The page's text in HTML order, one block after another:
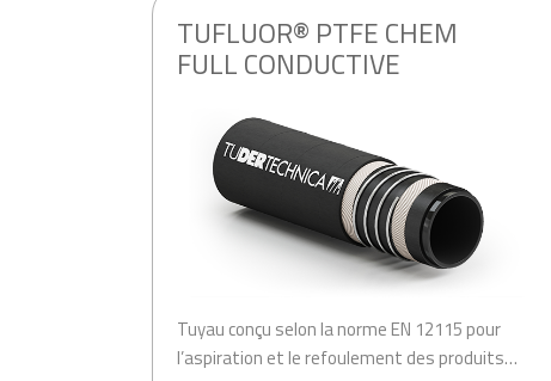
TUFLUOR® PTFE CHEM
FULL CONDUCTIVE
Tuyau conçu selon la norme EN 12115 pour
l’aspiration et le refoulement des produits…